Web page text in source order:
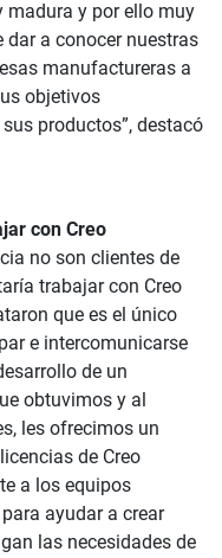
madura y por ello muy
dar a conocer nuestras
manufactureras a
objetivos
productos”, destacó
con Creo
no son clientes de
trabajar con Creo
que es el único
e intercomunicarse
de un
obtuvimos y al
les ofrecimos un
de Creo
a los equipos
ayudar a crear
las necesidades de